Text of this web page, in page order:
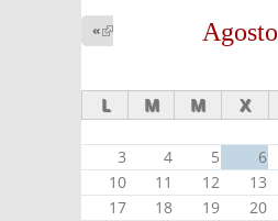
Agosto
«
external)
L M M X
3
4 5 6
10
11 12 13
17
18 19 20